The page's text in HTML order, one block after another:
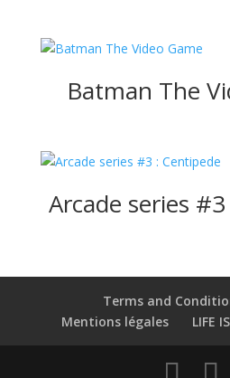
Batman The
Arcade series
Terms and
Mentions légales
LIFE